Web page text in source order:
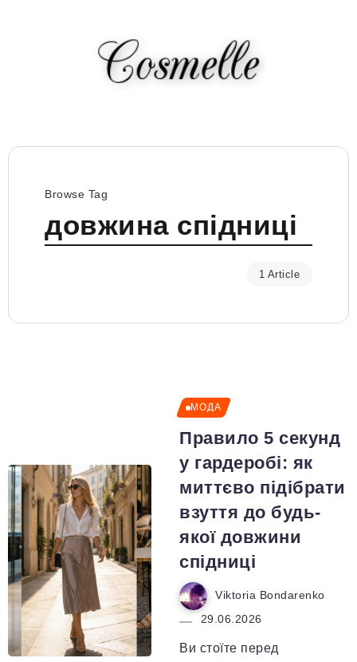
Browse Tag
довжина спідниці
1 Article
МОДА
Правило 5 секунд
у гардеробі: як
миттєво підібрати
взуття до будь-
якої довжини
спідниці
Viktoria Bondarenko
29.06.2026
Ви стоїте перед